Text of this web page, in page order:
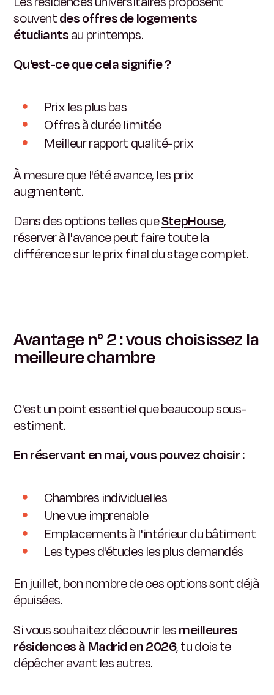
souventdes offres de logements
étudiantsau printemps.
Qu'est-ce que cela signifie ?
Prix les plus bas
Offres à durée limitée
Meilleur rapport qualité-prix
À mesure que l'été avance, les prix
augmentent.
Dans des options telles queStepHouse,
réserver à l'avance peut faire toute la
différence sur le prix final du stage complet.
Avantage n° 2 : vous choisissez la
meilleure chambre
C'est un point essentiel que beaucoup sous-
estiment.
En réservant en mai, vous pouvez choisir :
Chambres individuelles
Une vue imprenable
Emplacements à l'intérieur du bâtiment
Les types d'études les plus demandés
En juillet, bon nombre de ces options sont déjà
épuisées.
Si vous souhaitez découvrir lesmeilleures
résidences à Madrid en 2026, tu dois te
dépêcher avant les autres.